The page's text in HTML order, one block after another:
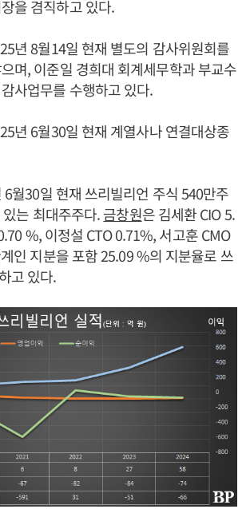
을 겸직하고 있다.
년 8월14일 현재 별도의 감사위원회를
며, 이준일 경희대 회계세무학과 부교수
사업무를 수행하고 있다.
년 6월30일 현재 계열사나 연결대상종
6월30일 현재 쓰리빌리언 주식 540만주
는 최대주주다.금창원은 김세환 CIO 5.
%, 이정설 CTO 0.71%, 서고훈 CMO
인 지분을 포함 25.09 %의 지분율로 쓰
고 있다.